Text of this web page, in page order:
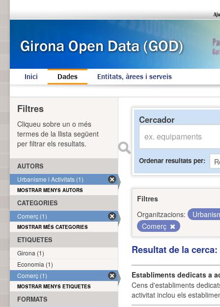
Inici Dades Entitats, àrees i serveis
Cercador
Ordenar resultats per
Filtres
Organitzacions:
Comerç
Resultat de la
Establiments dedicats a
Cens d'establiments
activitat inclou els
Filtres
Cliqueu sobre un o més
termes de la llista següent
per filtrar els resultats.
AUTORS
Urbanisme i Activitats (1)
MOSTRAR MENYS AUTORS
CATEGORIES
Comerç (1)
MOSTRAR MÉS CATEGORIES
ETIQUETES
Girona (1)
Economia (1)
Comerç (1)
MOSTRAR MENYS ETIQUETES
FORMATS